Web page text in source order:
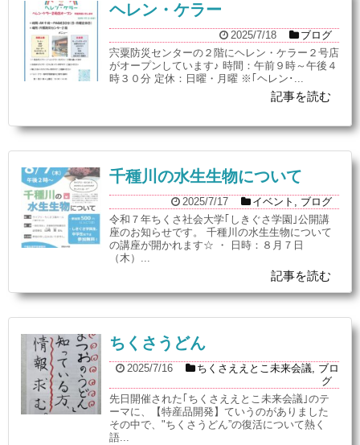
ヘレン・ケラー
2025/7/18
ブログ
宍粟防災センターの２階にヘレン・ケラー２号店
がオープンしています♪ 時間：午前９時～午後４
時３０分 定休：日曜・月曜 ※｢ヘレン･...
記事を読む
千種川の水生生物について
2025/7/17 イベント , ブログ
令和７年ちくさ社会大学｢しきぐさ学園｣公開講
座のお知らせです。 千種川の水生生物について
の講座が開かれます☆ ・ 日時：８月７日
（木）...
記事を読む
ちくさうどん
2025/7/16 ちくさええとこ未来会議, ブロ
グ
先日開催された｢ちくさええとこ未来会議｣のテ
ーマに、【特産品開発】ていうのがありました
その中で、"ちくさうどん”の復活について熱く
語...